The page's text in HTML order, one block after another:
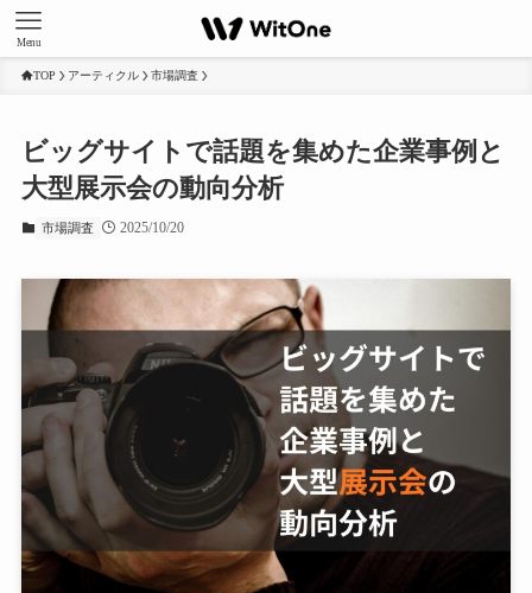
Menu
TOP アーティクル 市場調査
ビッグサイトで話題を集めた企業事例と
大型展示会の動向分析
市場調査 2025/10/20